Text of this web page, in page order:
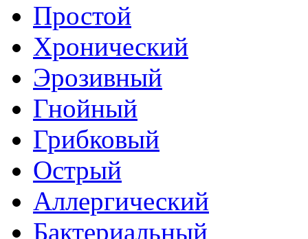
Простой
Хронический
Эрозивный
Гнойный
Грибковый
Острый
Аллергический
Бактериальный